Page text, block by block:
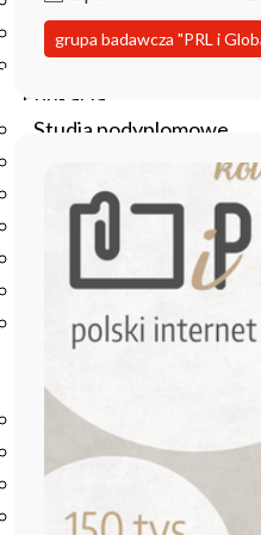
Repozytorium RCIN
Otwarta nauka
Edukacja
Studia podyplomowe
Szkolenia
Szkoła Doktorska
Erasmus
Olimpiada Literatury i
Olimpiada Literatury i
Podstawowych
Biblioteka
O bibliotece
Godziny otwarcia
Katalog
Nowości
grupa badawcza "PRL i